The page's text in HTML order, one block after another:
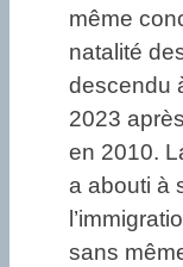
même
natalité
descendu
2023
en 2010.
a abouti à
sans